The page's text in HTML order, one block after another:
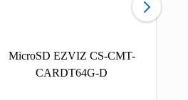
MicroSD EZVIZ CS-CMT-
CARDT64G-D